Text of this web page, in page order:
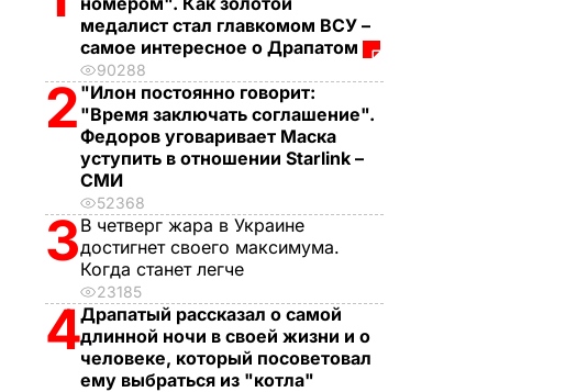
медалист стал главкомом ВСУ –
самое интересное о Драпатом
90288
2 "Илон постоянно говорит:
"Время заключать соглашение".
Федоров уговаривает Маска
уступить в отношении Starlink –
СМИ
52368
3В четверг жара в Украине
достигнет своего максимума.
Когда станет легче
23185
4Драпатый рассказал о самой
длинной ночи в своей жизни и о
человеке, который посоветовал
ему выбраться из "котла"